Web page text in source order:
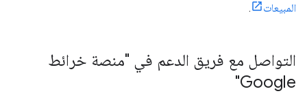
المبيعات
.
التواصل مع فريق الدعم في "منصة خرائط
Google"